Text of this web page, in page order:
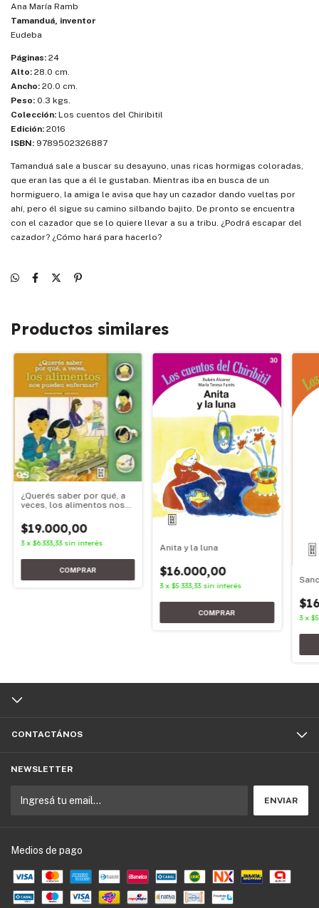
Ana María Ramb
Tamanduá, inventor
Eudeba
Páginas: 24
Alto: 28.0 cm.
Ancho: 20.0 cm.
Peso: 0.3 kgs.
Colección: Los cuentos del Chiribitil
Edición: 2016
ISBN: 9789502326887
Tamanduá sale a buscar su desayuno, unas ricas hormigas coloradas,
que eran las que a él le gustaban. Mientras iba en busca de un
hormiguero, la amiga le avisa que hay un cazador dando vueltas por
ahí, pero él sigue su camino silbando bajito. De pronto se encuentra
con el cazador que se lo quiere llevar a su a tribu. ¿Podrá escapar del
cazador? ¿Cómo hará para hacerlo?
Productos similares
¿Querés saber por qué, a
veces, los alimentos nos
$19.000,00
3 x $6.333,33 sin interés Anita y la luna
$16.000,00
3 x$5.333,33 sin interés
3 x
CONTACTÁNOS
NEWSLETTER
Medios de pago